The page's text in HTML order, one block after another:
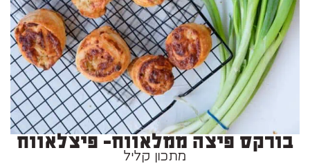
בורקס פיצה ממלאווח- פיצלאווח
מתכון קליל